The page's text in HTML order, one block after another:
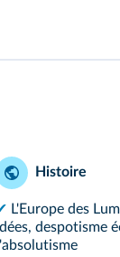
Histoire
L'Europe des
despotisme
l'absolutisme